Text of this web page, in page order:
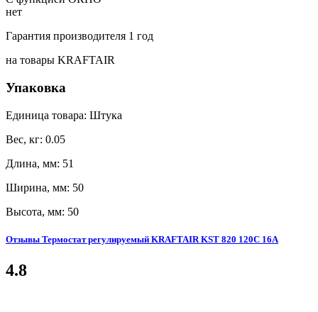
нет
Гарантия производителя 1 год
на товары KRAFTAIR
Упаковка
Единица товара: Штука
Вес, кг: 0.05
Длина, мм: 51
Ширина, мм: 50
Высота, мм: 50
Отзывы Термостат регулируемый KRAFTAIR KST 820 120C 16A
4.8